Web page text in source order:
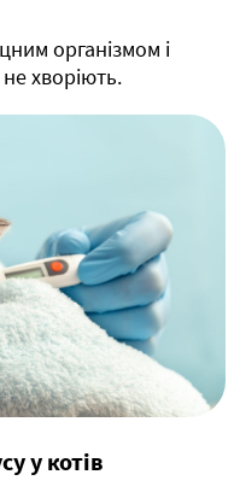
організмом і
хворіють.
у котів